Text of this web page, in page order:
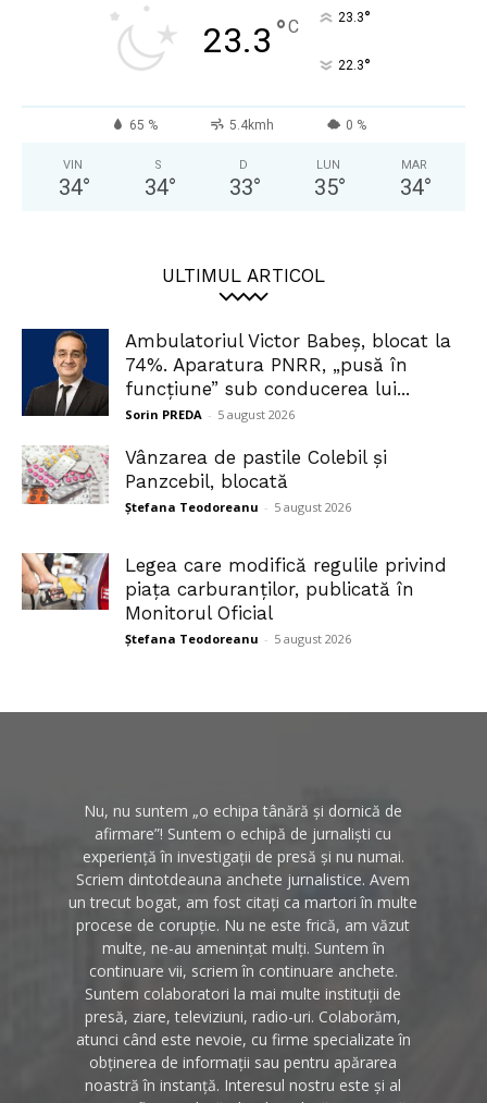
23.3 °C 23.3°
22.3°
65 % 5.4kmh 0 %
VIN
34°
S
34°
D
33°
LUN
35°
MAR
34°
ULTIMUL ARTICOL
Ambulatoriul Victor Babeș, blocat la
74%. Aparatura PNRR, „pusă în
funcțiune” sub conducerea lui...
Sorin PREDA - 5 august 2026
Vânzarea de pastile Colebil și
Panzcebil, blocată
Ștefana Teodoreanu - 5 august 2026
Legea care modifică regulile privind
piața carburanților, publicată în
Monitorul Oficial
Ștefana Teodoreanu - 5 august 2026
Nu, nu suntem „o echipa tânără și dornică de
afirmare”! Suntem o echipă de jurnaliști cu
experiență în investigații de presă și nu numai.
Scriem dintotdeauna anchete jurnalistice. Avem
un trecut bogat, am fost citați ca martori în multe
procese de corupție. Nu ne este frică, am văzut
multe, ne-au amenințat mulți. Suntem în
continuare vii, scriem în continuare anchete.
Suntem colaboratori la mai multe instituții de
presă, ziare, televiziuni, radio-uri. Colaborăm,
atunci când este nevoie, cu firme specializate în
obținerea de informații sau pentru apărarea
noastră în instanță. Interesul nostru este și al